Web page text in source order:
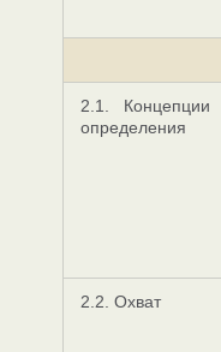
2.1. Концепции
определения
2.2. Охват